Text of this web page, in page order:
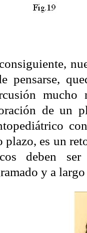
pensarse,
de un
plazo, es un
deben
y a